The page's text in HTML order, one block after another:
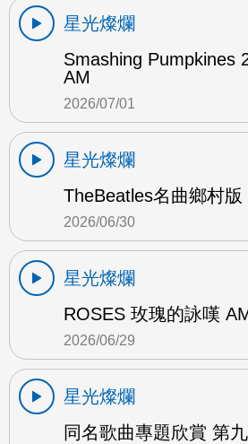
星光燦爛
Smashing Pumpkines
AM
2026/07/01
星光燦爛
TheBeatles名曲鄉村版
2026/06/30
星光燦爛
ROSES 玫瑰的詠嘆
2026/06/29
星光燦爛
同名歌曲專題欣賞 第